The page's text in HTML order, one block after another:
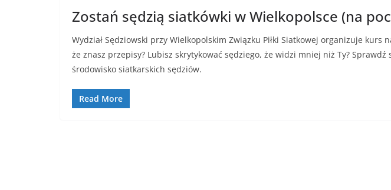
Zostań sędzią siatkówki w Wielkopolsce (na
Wydział Sędziowski przy Wielkopolskim Związku Piłki Siatkowej organizuje kurs
że znasz przepisy? Lubisz skrytykować sędziego, że widzi mniej niż Ty?
środowisko siatkarskich sędziów.
Read More